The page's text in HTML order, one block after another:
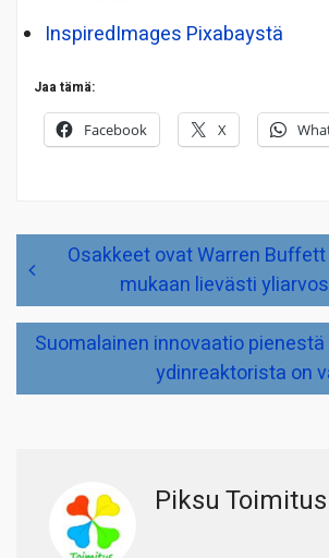
InspiredImages Pixabaystä
Jaa tämä:
Facebook X
Artikkelien
selaus
Osakkeet ovat Warren
mukaan lievästi
Suomalainen innovaatio
ydinreaktorista on
Piksu Toimitus